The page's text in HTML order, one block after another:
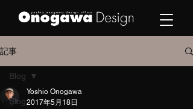
記事
Blog
Blog
Yoshio Onogawa
2017年5月18日